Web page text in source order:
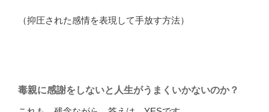
（抑圧された感情を表現して手放す方法）
毒親に感謝をしないと人生がうまくいかないのか？